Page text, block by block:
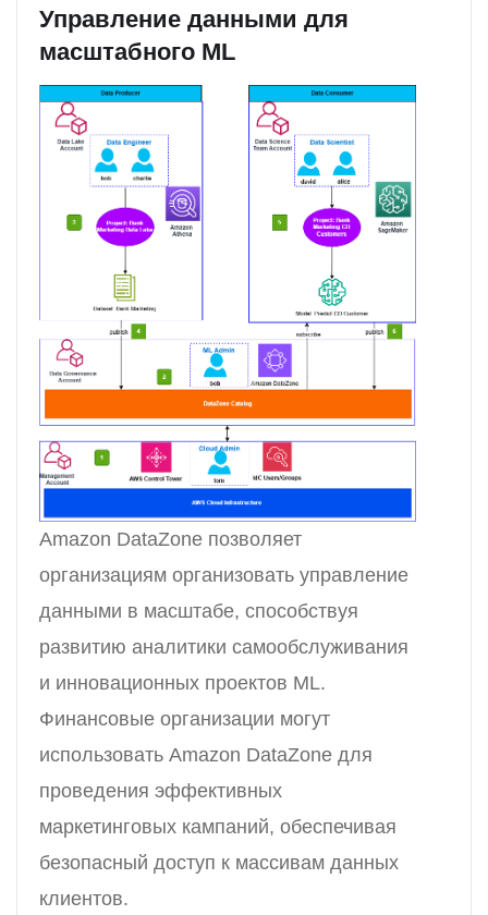
Управление данными для
масштабного ML
Amazon DataZone позволяет
организациям организовать управление
данными в масштабе, способствуя
развитию аналитики самообслуживания
и инновационных проектов ML.
Финансовые организации могут
использовать Amazon DataZone для
проведения эффективных
маркетинговых кампаний, обеспечивая
безопасный доступ к массивам данных
клиентов.